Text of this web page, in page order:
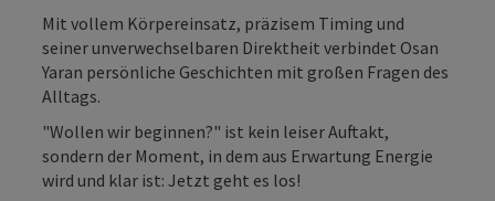
Mit vollem Körpereinsatz, präzisem Timing und
seiner unverwechselbaren Direktheit verbindet Osan
Yaran persönliche Geschichten mit großen Fragen des
Alltags.
"Wollen wir beginnen?" ist kein leiser Auftakt,
sondern der Moment, in dem aus Erwartung Energie
wird und klar ist: Jetzt geht es los!